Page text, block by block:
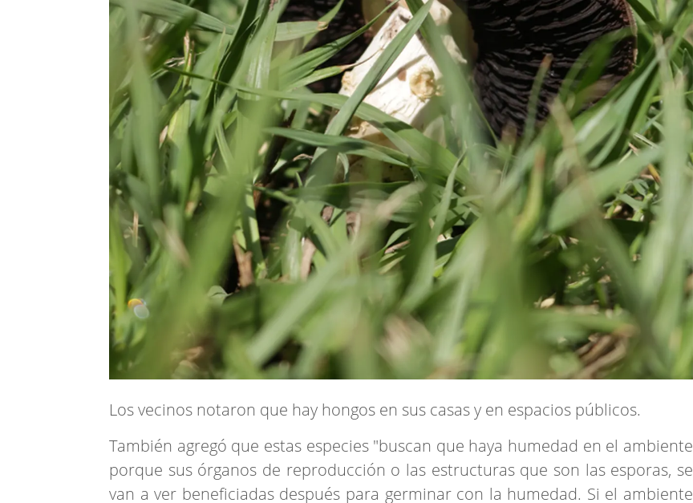
Los vecinos notaron que hay hongos en sus casas y en espacios públicos.
También agregó que estas especies "buscan que haya humedad en el ambiente
porque sus órganos de reproducción o las estructuras que son las esporas, se
van a ver beneficiadas después para germinar con la humedad. Si el ambiente